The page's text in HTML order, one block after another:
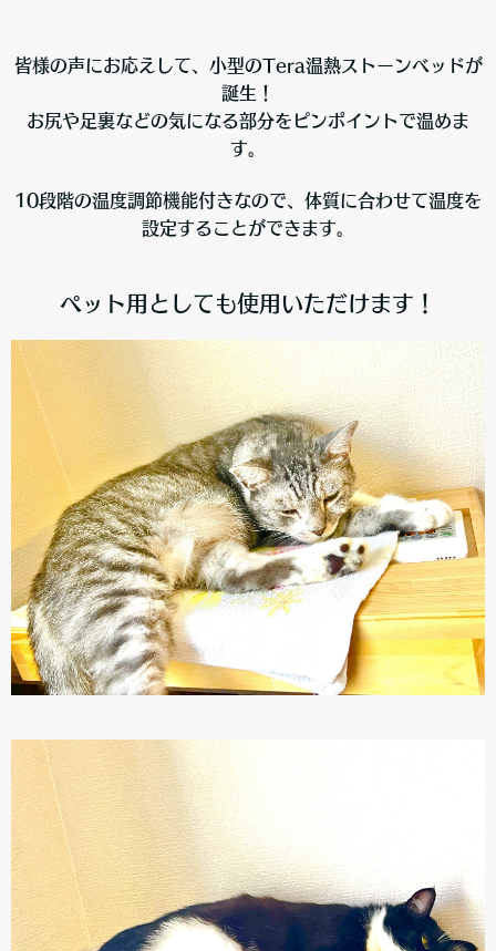
皆様の声にお応えして、小型のTera温熱ストーンベッドが
誕生！
お尻や足裏などの気になる部分をピンポイントで温めま
す。
10段階の温度調節機能付きなので、体質に合わせて温度を
設定することができます。
ペット用としても使用いただけます！